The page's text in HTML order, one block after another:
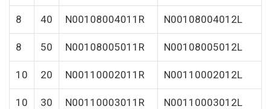
8 40 N00108004011R N00108004012L
8 50 N00108005011R N00108005012L
10 20 N00110002011R N00110002012L
10 30 N00110003011R N00110003012L